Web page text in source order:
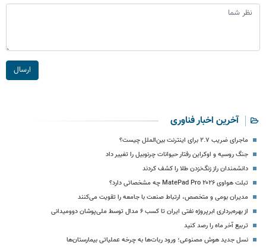
ارسال
آخرین اخبار فناوری
ماجرای ضریب ۲.۷ برای اینترنت بین‌الملل چیست؟
جنگ روسیه و اوکراین رفتار حیوانات چرنوبیل را تغییر داد
دانشمندان راز زنگ‌نزدن طلا را کشف کردند
تبلت هواوی MatePad Pro ۲۰۲۶ چه مشخصاتی دارد؟
مدیران بومی و متخصص، ارتباط صنعت با جامعه را تقویت می‌کنند
از بهره‌برداری ابرپروژه نفتی ایران تا کسب ۶ مدال توسط ملی‌پوشان دوومیدانی
تربیع آخر ماه را رصد کنید
نسل جدید هوش مصنوعی؛ ورود ربات‌ها به چرخه عملیاتی بیمارستان‌ها